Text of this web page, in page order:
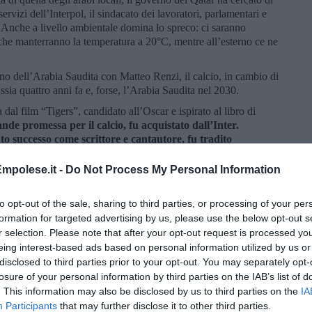
- Do Not Process My Personal Information
opt-out of the sale, sharing to third parties, or processing of your
for targeted advertising by us, please use the below opt-out
selection. Please note that after your opt-out request is processed
interest-based ads based on personal information utilized by us
to third parties prior to your opt-out. You may separately
of your personal information by third parties on the IAB’s list of
This information may also be disclosed by us to third parties on the
Participants that may further disclose it to other third parties.
dell’Interpol, il sindacato dei lavoratori, parlamentari e
a livello ambientale domina lo spreco: ci saranno
manterranno la temperatura a 20°C, mentre all’esterno ce ne
dell’Arabia Saudita con Matteo Renzi, il calcio, in cambio di
quattro anni fa e, forse, l’Arabia Saudita nel 2030.
film “Tigers”, candidato all’Oscar e ispirato al libro di
promessa per il calcio, fu acquistato dall’Inter.
successo come scrittore e cantautore, fu tradito
a calcio, a 16 anni giocavo già nel massimo campionato
provato con Ajax e Chelsea, ma quando mi ha chiamato
di giocare in Italia. Anche se da bambino mi vedevo
dopo un po' sono iniziati i problemi. I dirigenti dell'Inter
hanno mantenuto: un appartamento, invece dovevo
c’era machismo tra i compagni, più rapper che atleti,
italiano, la possibilità di andare a scuola. La lingua è tutto, mi
peggio. Poi ho avuto un piccoloinfortunio e non sono
Lì ho avuto una crisi esistenziale: la mia identità era
Alcuni ragazzi della mia squadra avevano fumato
ancora di più: l'ambiente era pesante, duro.